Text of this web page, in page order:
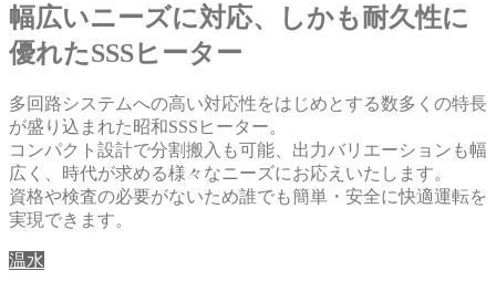
幅広いニーズに対応、しかも耐久性に
優れたSSSヒーター
多回路システムへの高い対応性をはじめとする数多くの特長
が盛り込まれた昭和SSSヒーター。
コンパクト設計で分割搬入も可能、出力バリエーションも幅
広く、時代が求める様々なニーズにお応えいたします。
資格や検査の必要がないため誰でも簡単・安全に快適運転を
実現できます。
温水